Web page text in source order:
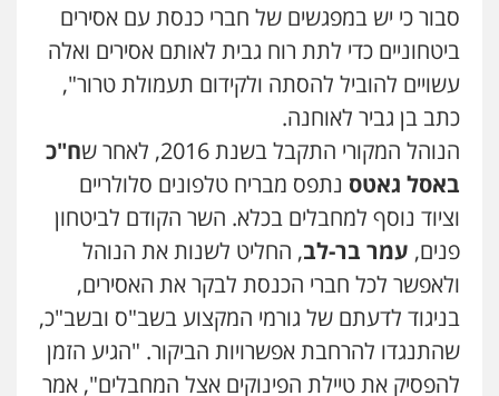
סבור כי יש במפגשים של חברי כנסת עם אסירים
ביטחוניים כדי לתת רוח גבית לאותם אסירים ואלה
עשויים להוביל להסתה ולקידום תעמולת טרור",
כתב בן גביר לאוחנה.
הנוהל המקורי התקבל בשנת 2016, לאחר ש
ח"כ
באסל גאטס נתפס מבריח טלפונים סלולריים
וציוד נוסף למחבלים בכלא. השר הקודם לביטחון
פנים, עמר בר-לב, החליט לשנות את הנוהל
ולאפשר לכל חברי הכנסת לבקר את האסירים,
בניגוד לדעתם של גורמי המקצוע בשב"ס ובשב"כ,
שהתנגדו להרחבת אפשרויות הביקור. "הגיע הזמן
להפסיק את טיילת הפינוקים אצל המחבלים", אמר